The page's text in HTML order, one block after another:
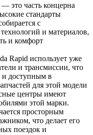
— это часть концерна
стандарты
с
и материалов,
и комфорт
Rapid использует уже
и трансмиссии, что
и доступным в
для этой модели
центры имеют
этой марки.
просторным
что делает его
поездок и